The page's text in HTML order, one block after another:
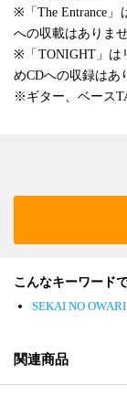
※「The Entrance
への収載はありませ
※「TONIGHT」は
めCDへの収録はあ
※ギター、ベース
こんなキーワード
SEKAI NO OWARI
関連商品